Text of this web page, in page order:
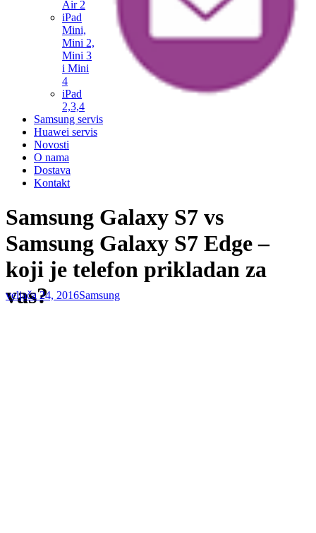
Air 2
iPad
Mini,
Mini 2,
Mini 3
i Mini
4
iPad
2,3,4
Samsung servis
Huawei servis
Novosti
O nama
Dostava
Kontakt
Samsung Galaxy S7 vs
Samsung Galaxy S7 Edge –
koji je telefon prikladan za
vas?
veljača 24, 2016Samsung